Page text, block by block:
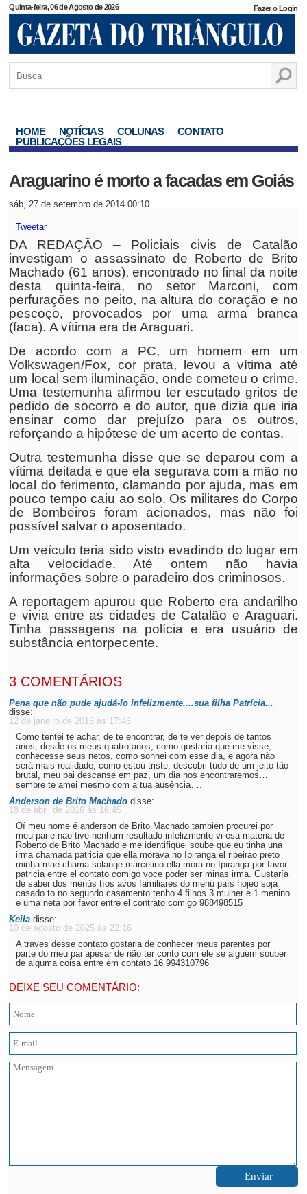
Quinta-feira, 06 de Agosto de 2026 Fazer o Login
HOME NOTÍCIAS COLUNAS
CONTATO
PUBLICAÇÕES LEGAIS
Araguarino é morto a facadas em Goiás
sáb, 27 de setembro de 2014 00:10
Tweetar
DA REDAÇÃO – Policiais civis de Catalão
investigam o assassinato de Roberto de Brito
Machado (61 anos), encontrado no final da noite
desta quinta-feira, no setor Marconi, com
perfurações no peito, na altura do coração e no
pescoço, provocados por uma arma branca
(faca). A vítima era de Araguari.
De acordo com a PC, um homem em um
Volkswagen/Fox, cor prata, levou a vítima até
um local sem iluminação, onde cometeu o crime.
Uma testemunha afirmou ter escutado gritos de
pedido de socorro e do autor, que dizia que iria
ensinar como dar prejuízo para os outros,
reforçando a hipótese de um acerto de contas.
Outra testemunha disse que se deparou com a
vítima deitada e que ela segurava com a mão no
local do ferimento, clamando por ajuda, mas em
pouco tempo caiu ao solo. Os militares do Corpo
de Bombeiros foram acionados, mas não foi
possível salvar o aposentado.
Um veículo teria sido visto evadindo do lugar em
alta velocidade. Até ontem não havia
informações sobre o paradeiro dos criminosos.
A reportagem apurou que Roberto era andarilho
e vivia entre as cidades de Catalão e Araguari.
Tinha passagens na polícia e era usuário de
substância entorpecente.
3 COMENTÁRIOS
Pena que não pude ajudá-lo infelizmente....sua filha Patrícia...
disse:
12 de janeiro de 2016 às 17:46
Como tentei te achar, de te encontrar, de te ver depois de tantos
anos, desde os meus quatro anos, como gostaria que me visse,
conhecesse seus netos, como sonhei com esse dia, e agora não
será mais realidade, como estou triste, descobri tudo de um jeito tão
brutal, meu pai descanse em paz, um dia nos encontraremos…
sempre te amei mesmo com a tua ausência….
Anderson de Brito Machado disse:
18 de abril de 2016 às 16:45
Oí meu nome é anderson de Brito Machado también procurei por
meu pai e nao tive nenhum resultado infelizmente vi esa materia de
Roberto de Brito Machado e me identifiquei soube que eu tinha una
irma chamada patricia que ella morava no Ipiranga el ribeirao preto
minha mae chama solange marcelino ella mora no Ipiranga por favor
patricia entre el contato comigo voce poder ser minas irma. Gustaría
de saber dos menús tíos avos familiares do menú país hojeó soja
casado to no segundo casamento tenho 4 filhos 3 mulher e 1 menino
e uma neta por favor entre el contrato comigo 988498515
Keila disse:
10 de agosto de 2025 às 22:16
A traves desse contato gostaria de conhecer meus parentes por
parte do meu pai apesar de não ter conto com ele se alguém souber
de alguma coisa entre em contato 16 994310796
DEIXE SEU COMENTÁRIO: